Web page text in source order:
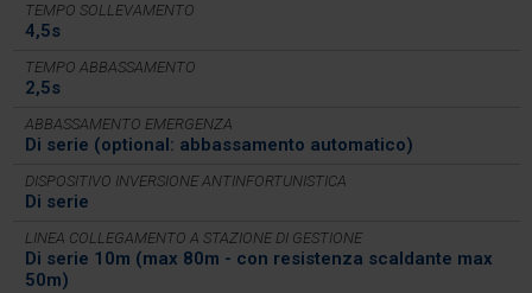
TEMPO SOLLEVAMENTO
4,5s
TEMPO ABBASSAMENTO
2,5s
ABBASSAMENTO EMERGENZA
Di serie (optional: abbassamento automatico)
DISPOSITIVO INVERSIONE ANTINFORTUNISTICA
Di serie
LINEA COLLEGAMENTO A STAZIONE DI GESTIONE
Di serie 10m (max 80m - con resistenza scaldante max
50m)